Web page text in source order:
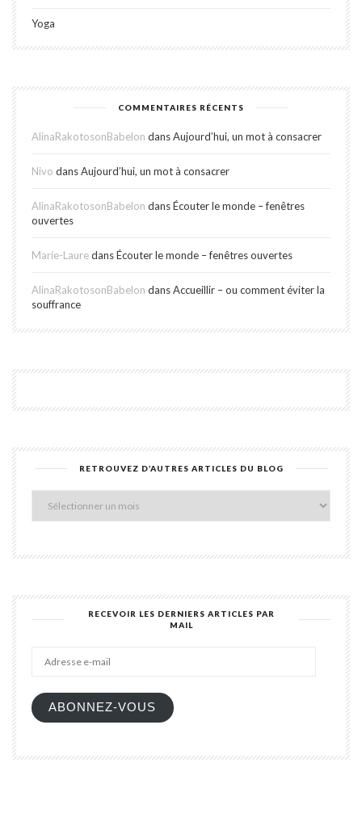
Yoga
COMMENTAIRES RÉCENTS
AlinaRakotosonBabelon dansAujourd’hui, un mot à consacrer
Nivo dansAujourd’hui, un mot à consacrer
AlinaRakotosonBabelon dansÉcouter le monde – fenêtres
ouvertes
Marie-LauredansÉcouter le monde – fenêtres ouvertes
AlinaRakotosonBabelon dansAccueillir – ou comment éviter la
souffrance
RETROUVEZ D’AUTRES ARTICLES DU BLOG
blog
RECEVOIR LES DERNIERS ARTICLES PAR
MAIL
mail
ABONNEZ-VOUS